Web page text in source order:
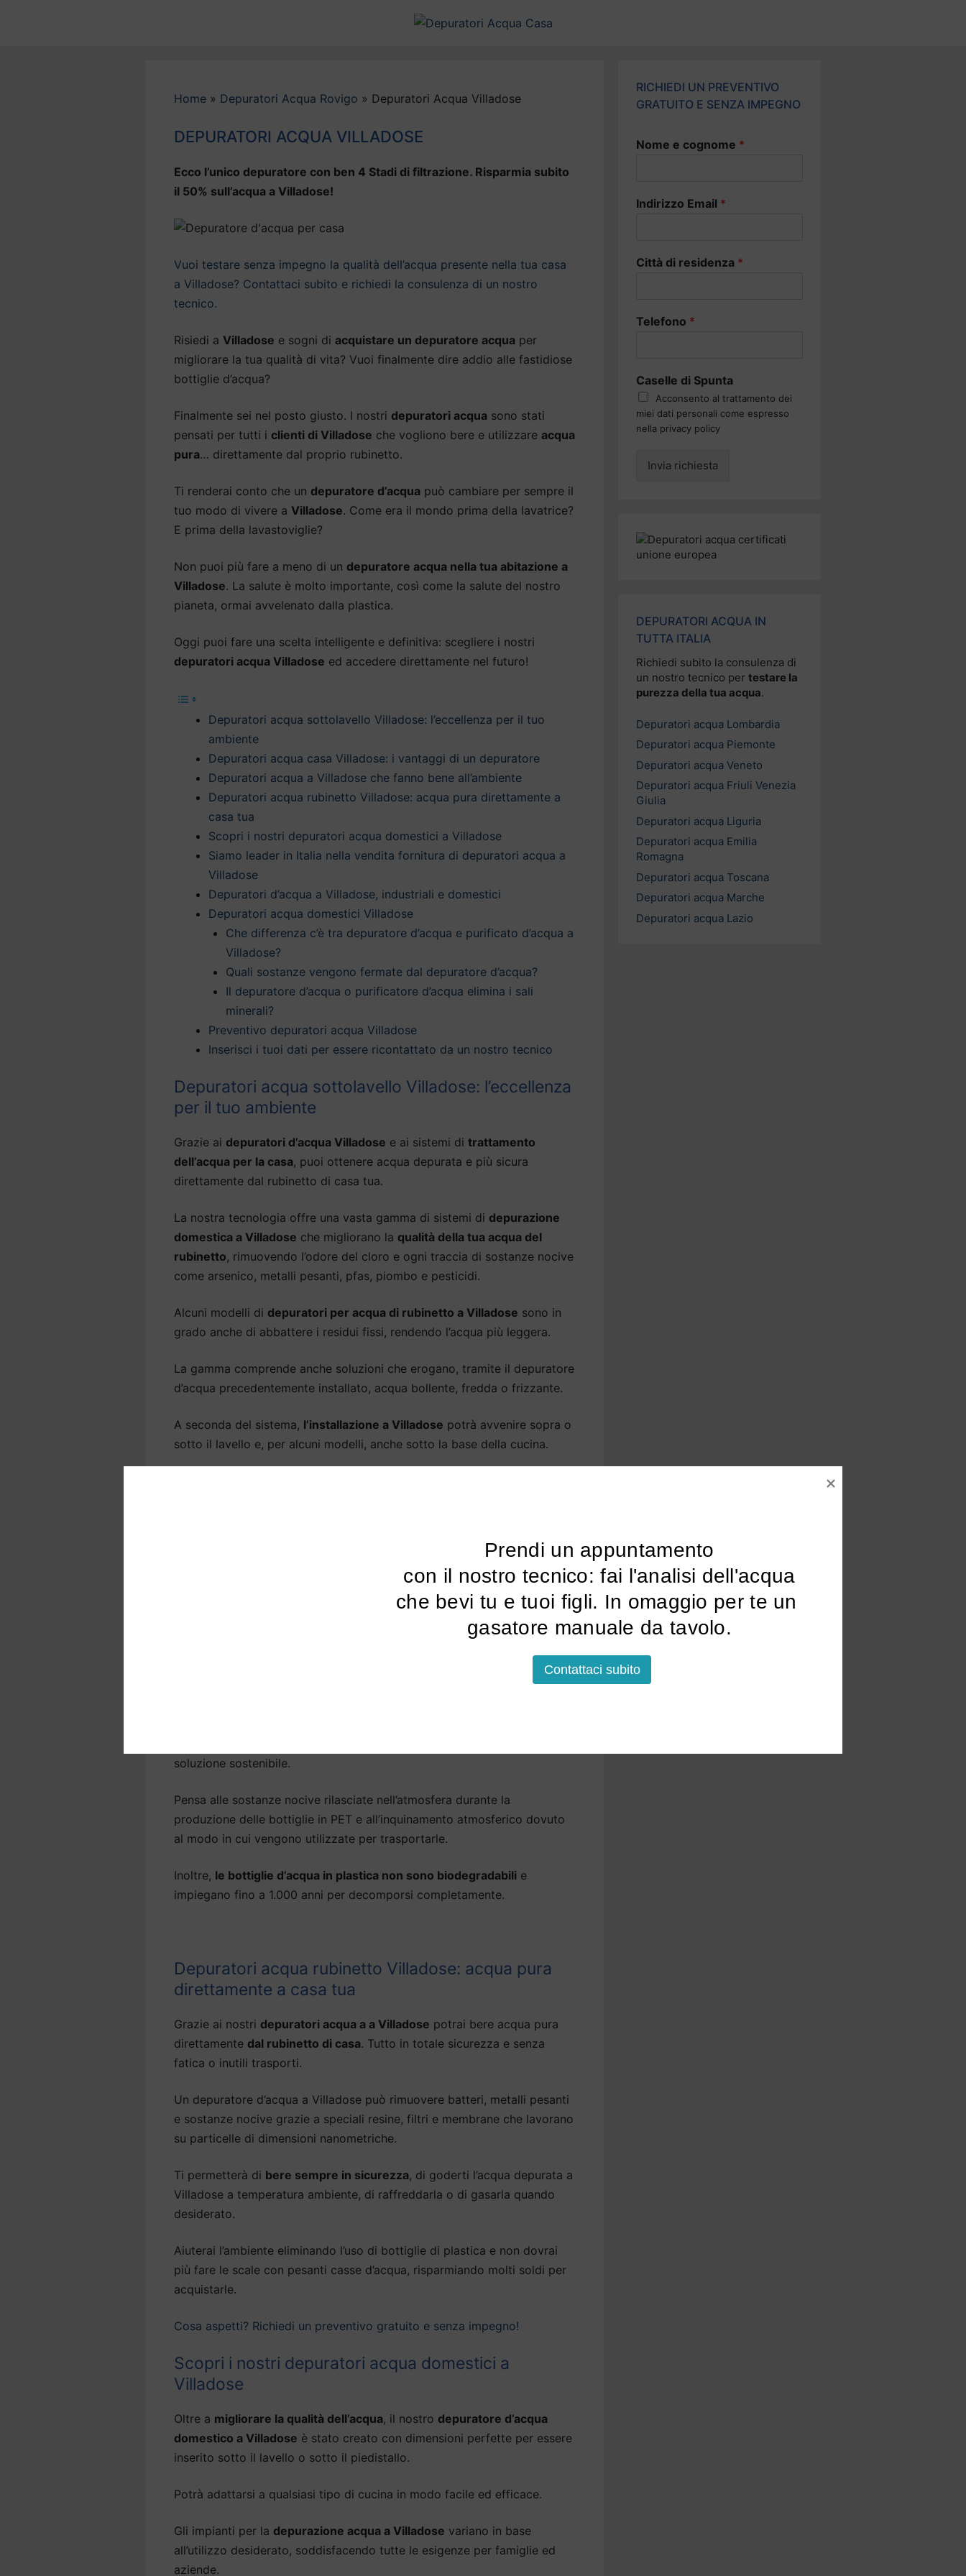
Home » Depuratori Acqua Rovigo » Depuratori Acqua Villadose
DEPURATORI ACQUA VILLADOSE
Ecco l’unico depuratore con ben 4 Stadi di filtrazione. Risparmia subito
il 50% sull’acqua a Villadose!
Vuoi testare senza impegno la qualità dell’acqua presente nella tua casa
a Villadose? Contattaci subito e richiedi la consulenza di un nostro
tecnico.
Risiedi a Villadose e sogni di acquistare un depuratore acqua per
migliorare la tua qualità di vita? Vuoi finalmente dire addio alle fastidiose
bottiglie d’acqua?
Finalmente sei nel posto giusto. I nostri depuratori acqua sono stati
pensati per tutti i clienti di Villadose che vogliono bere e utilizzare acqua
pura… direttamente dal proprio rubinetto.
Ti renderai conto che un depuratore d’acqua può cambiare per sempre il
tuo modo di vivere a Villadose. Come era il mondo prima della lavatrice?
E prima della lavastoviglie?
Non puoi più fare a meno di un depuratore acqua nella tua abitazione a
Villadose. La salute è molto importante, così come la salute del nostro
pianeta, ormai avvelenato dalla plastica.
Oggi puoi fare una scelta intelligente e definitiva: scegliere i nostri
depuratori acqua Villadose ed accedere direttamente nel futuro!
Depuratori acqua sottolavello Villadose: l’eccellenza per il tuo
ambiente
Depuratori acqua casa Villadose: i vantaggi di un depuratore
Depuratori acqua a Villadose che fanno bene all’ambiente
Depuratori acqua rubinetto Villadose: acqua pura direttamente a
casa tua
Scopri i nostri depuratori acqua domestici a Villadose
Siamo leader in Italia nella vendita fornitura di depuratori acqua a
Villadose
Depuratori d’acqua a Villadose, industriali e domestici
Depuratori acqua domestici Villadose
Che differenza c’è tra depuratore d’acqua e purificato d’acqua a
Villadose?
Quali sostanze vengono fermate dal depuratore d’acqua?
Il depuratore d’acqua o purificatore d’acqua elimina i sali
minerali?
Preventivo depuratori acqua Villadose
Inserisci i tuoi dati per essere ricontattato da un nostro tecnico
Depuratori acqua sottolavello Villadose: l’eccellenza
per il tuo ambiente
Grazie ai depuratori d’acqua Villadose e ai sistemi di trattamento
dell’acqua per la casa, puoi ottenere acqua depurata e più sicura
direttamente dal rubinetto di casa tua.
La nostra tecnologia offre una vasta gamma di sistemi di depurazione
domestica a Villadose che migliorano la qualità della tua acqua del
rubinetto, rimuovendo l’odore del cloro e ogni traccia di sostanze nocive
come arsenico, metalli pesanti, pfas, piombo e pesticidi.
Alcuni modelli di depuratori per acqua di rubinetto a Villadose sono in
grado anche di abbattere i residui fissi, rendendo l’acqua più leggera.
La gamma comprende anche soluzioni che erogano, tramite il depuratore
d’acqua precedentemente installato, acqua bollente, fredda o frizzante.
A seconda del sistema, l’installazione a Villadose potrà avvenire sopra o
sotto il lavello e, per alcuni modelli, anche sotto la base della cucina.
Eliminiamo il cloro per riportare l’acqua alle sue qualità naturali,
riduciamo i residui per rendere l’acqua più leggera, eliminiamo eventuali
batteri e sostanze nocive per garantire la massima sicurezza.
soluzione sostenibile.
Pensa alle sostanze nocive rilasciate nell’atmosfera durante la
produzione delle bottiglie in PET e all’inquinamento atmosferico dovuto
al modo in cui vengono utilizzate per trasportarle.
Inoltre, le bottiglie d’acqua in plastica non sono biodegradabili e
impiegano fino a 1.000 anni per decomporsi completamente.
Depuratori acqua rubinetto Villadose: acqua pura
direttamente a casa tua
Grazie ai nostri depuratori acqua a a Villadose potrai bere acqua pura
direttamente dal rubinetto di casa. Tutto in totale sicurezza e senza
fatica o inutili trasporti.
Un depuratore d’acqua a Villadose può rimuovere batteri, metalli pesanti
e sostanze nocive grazie a speciali resine, filtri e membrane che lavorano
su particelle di dimensioni nanometriche.
Ti permetterà di bere sempre in sicurezza, di goderti l’acqua depurata a
Villadose a temperatura ambiente, di raffreddarla o di gasarla quando
desiderato.
Aiuterai l’ambiente eliminando l’uso di bottiglie di plastica e non dovrai
più fare le scale con pesanti casse d’acqua, risparmiando molti soldi per
acquistarle.
Cosa aspetti? Richiedi un preventivo gratuito e senza impegno!
Scopri i nostri depuratori acqua domestici a
Villadose
Oltre a migliorare la qualità dell’acqua, il nostro depuratore d’acqua
domestico a Villadose è stato creato con dimensioni perfette per essere
inserito sotto il lavello o sotto il piedistallo.
Potrà adattarsi a qualsiasi tipo di cucina in modo facile ed efficace.
Gli impianti per la depurazione acqua a Villadose variano in base
all’utilizzo desiderato, soddisfacendo tutte le esigenze per famiglie ed
aziende.
RICHIEDI UN PREVENTIVO
GRATUITO E SENZA IMPEGNO
Nome e cognome *
Indirizzo Email *
Città di residenza *
Telefono *
Caselle di Spunta
Acconsento al trattamento dei
miei dati personali come espresso
nella privacy policy
Invia richiesta
DEPURATORI ACQUA IN
TUTTA ITALIA
Richiedi subito la consulenza di
un nostro tecnico per testare la
purezza della tua acqua.
Depuratori acqua Lombardia
Depuratori acqua Piemonte
Depuratori acqua Veneto
Depuratori acqua Friuli Venezia
Giulia
Depuratori acqua Liguria
Depuratori acqua Emilia
Romagna
Depuratori acqua Toscana
Depuratori acqua Marche
Depuratori acqua Lazio
Prendi un appuntamento
che bevi tu e tuoi figli. In omaggio per te un
gasatore manuale da tavolo.
Contattaci subito